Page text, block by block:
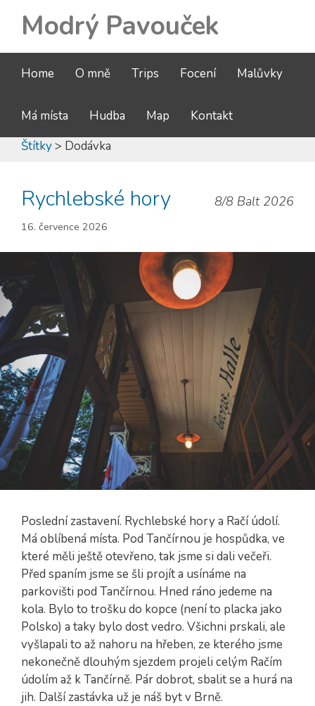
Modrý Pavouček
Home O mně Trips Focení Malůvky
Má místa Hudba Map
Kontakt
Štítky> Dodávka
Rychlebské hory 8/8 Balt 2026
16. července 2026
Poslední zastavení. Rychlebské hory a Račí údolí.
Má oblíbená místa. Pod Tančírnou je hospůdka, ve
které měli ještě otevřeno, tak jsme si dali večeři.
Před spaním jsme se šli projít a usínáme na
parkovišti pod Tančírnou. Hned ráno jedeme na
kola. Bylo to trošku do kopce (není to placka jako
Polsko) a taky bylo dost vedro. Všichni prskali, ale
vyšlapali to až nahoru na hřeben, ze kterého jsme
nekonečně dlouhým sjezdem projeli celým Račím
údolím až k Tančírně. Pár dobrot, sbalit se a hurá na
jih. Další zastávka už je náš byt v Brně.